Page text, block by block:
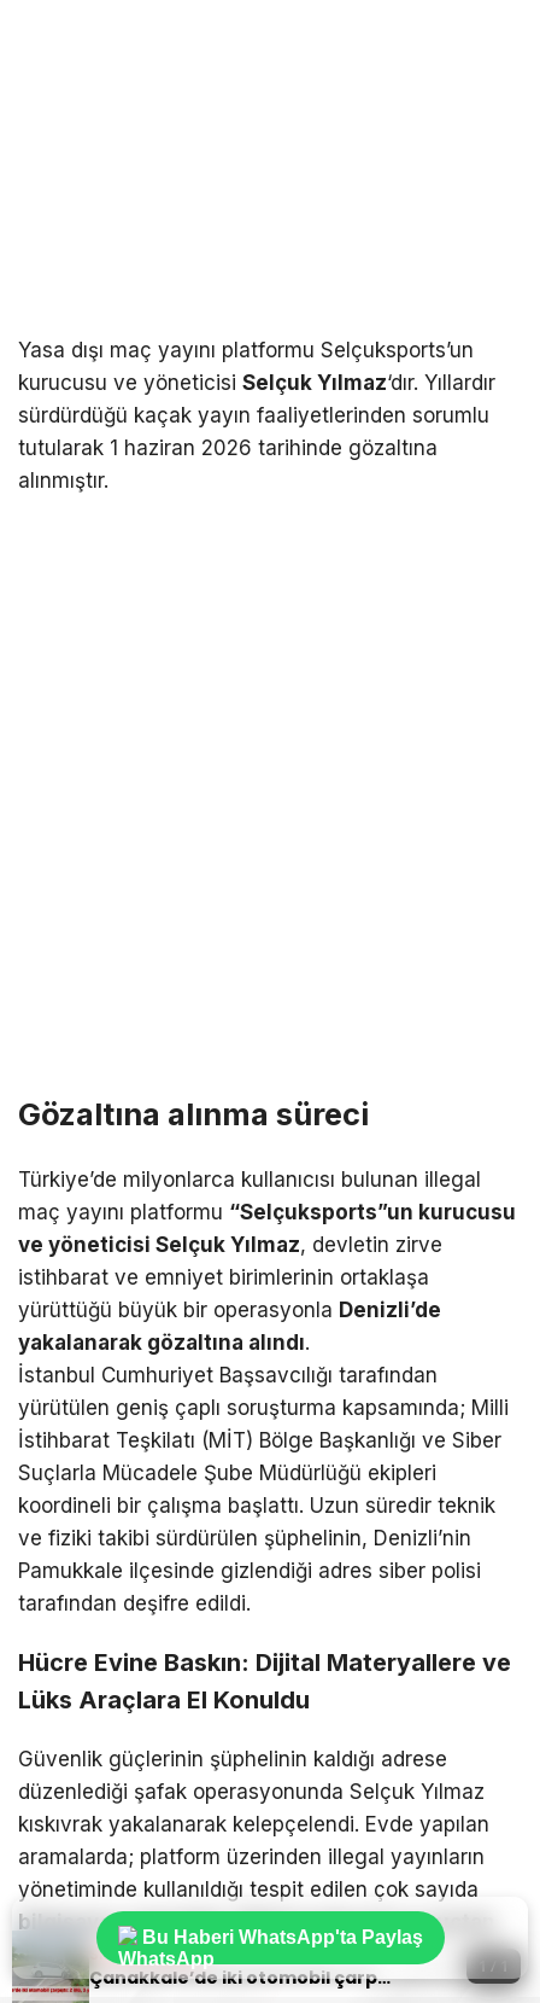
Yasa dışı maç yayını platformu Selçuksports’un
kurucusu ve yöneticisi Selçuk Yılmaz‘dır. Yıllardır
sürdürdüğü kaçak yayın faaliyetlerinden sorumlu
tutularak 1 haziran 2026 tarihinde gözaltına
alınmıştır.
Gözaltına alınma süreci
Türkiye’de milyonlarca kullanıcısı bulunan illegal
maç yayını platformu “Selçuksports”un kurucusu
ve yöneticisi Selçuk Yılmaz, devletin zirve
istihbarat ve emniyet birimlerinin ortaklaşa
yürüttüğü büyük bir operasyonla Denizli’de
yakalanarak gözaltına alındı.
İstanbul Cumhuriyet Başsavcılığı tarafından
yürütülen geniş çaplı soruşturma kapsamında; Milli
İstihbarat Teşkilatı (MİT) Bölge Başkanlığı ve Siber
Suçlarla Mücadele Şube Müdürlüğü ekipleri
koordineli bir çalışma başlattı. Uzun süredir teknik
ve fiziki takibi sürdürülen şüphelinin, Denizli’nin
Pamukkale ilçesinde gizlendiği adres siber polisi
tarafından deşifre edildi.
Hücre Evine Baskın: Dijital Materyallere ve
Lüks Araçlara El Konuldu
Güvenlik güçlerinin şüphelinin kaldığı adrese
düzenlediği şafak operasyonunda Selçuk Yılmaz
kıskıvrak yakalanarak kelepçelendi. Evde yapılan
aramalarda; platform üzerinden illegal yayınların
yönetiminde kullanıldığı tespit edilen çok sayıda
bilgisayar, hard disk, dijital materyal ve suçtan
elde edilen gelirle alındığı değerlendirilen lüks
araçlara el konuldu.
Sıradaki Haber
Çanakkale’de iki otomobil çarpıştı: 2 ölü, 3 yaralı 1 / 1
Bu Haberi WhatsApp'ta Paylaş